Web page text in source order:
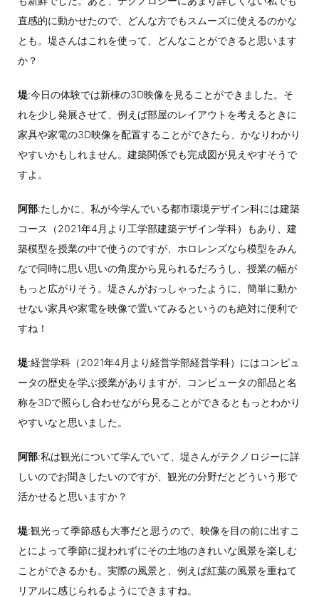
直感的に動かせたので、どんな方でもスムーズに使えるのかな
とも。堤さんはこれを使って、どんなことができると思います
か？
堤:今日の体験では新棟の3D映像を見ることができました。そ
れを少し発展させて、例えば部屋のレイアウトを考えるときに
家具や家電の3D映像を配置することができたら、かなりわかり
やすいかもしれません。建築関係でも完成図が見えやすそうで
すよ。
阿部:たしかに、私が今学んでいる都市環境デザイン科には建築
コース（2021年4月より工学部建築デザイン学科）もあり、建
築模型を授業の中で使うのですが、ホロレンズなら模型をみん
なで同時に思い思いの角度から見られるだろうし、授業の幅が
もっと広がりそう。堤さんがおっしゃったように、簡単に動か
せない家具や家電を映像で置いてみるというのも絶対に便利で
すね！
堤:経営学科（2021年4月より経営学部経営学科）にはコンピュ
ータの歴史を学ぶ授業がありますが、コンピュータの部品と名
称を3Dで照らし合わせながら見ることができるともっとわかり
やすいなと思いました。
阿部:私は観光について学んでいて、堤さんがテクノロジーに詳
しいのでお聞きしたいのですが、観光の分野だとどういう形で
活かせると思いますか？
堤:観光って季節感も大事だと思うので、映像を目の前に出すこ
とによって季節に捉われずにその土地のきれいな風景を楽しむ
ことができるかも。実際の風景と、例えば紅葉の風景を重ねて
リアルに感じられるようにできますね。